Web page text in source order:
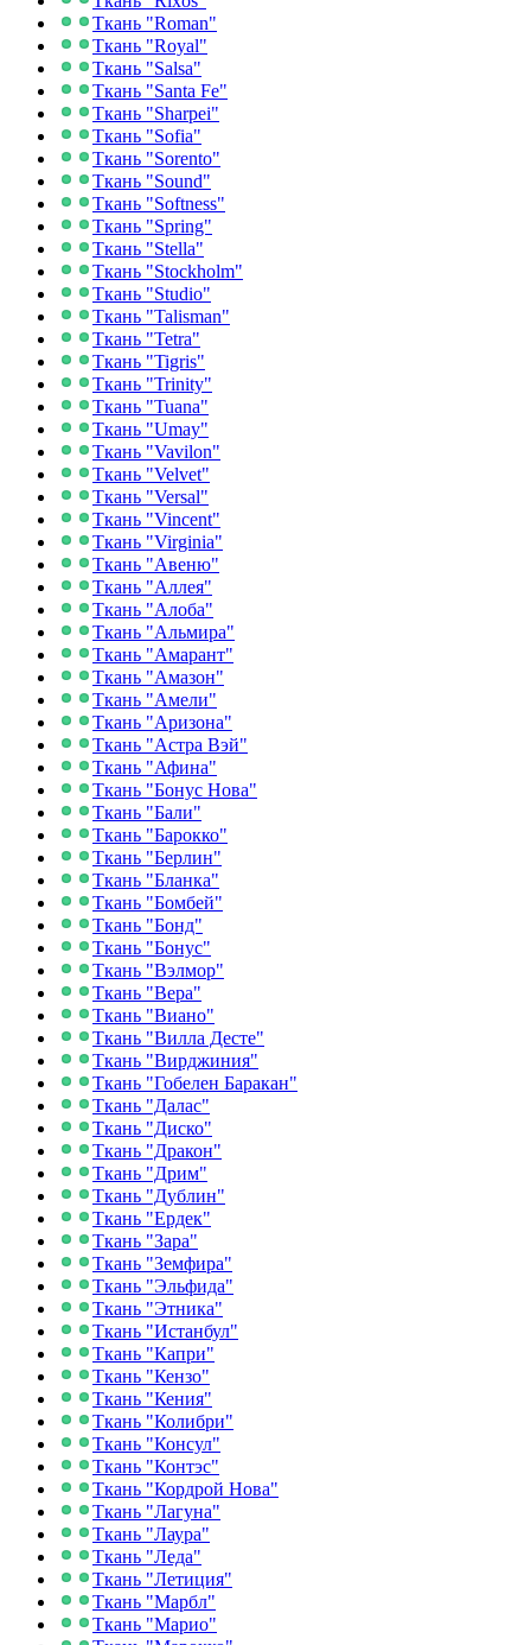
Ткань "Roman"
Ткань "Royal"
Ткань "Salsa"
Ткань "Santa Fe"
Ткань "Sharpei"
Ткань "Sofia"
Ткань "Sorento"
Ткань "Sound"
Ткань "Softness"
Ткань "Spring"
Ткань "Stella"
Ткань "Stockholm"
Ткань "Studio"
Ткань "Talisman"
Ткань "Tetra"
Ткань "Tigris"
Ткань "Trinity"
Ткань "Tuana"
Ткань "Umay"
Ткань "Vavilon"
Ткань "Velvet"
Ткань "Versal"
Ткань "Vincent"
Ткань "Virginia"
Ткань "Авеню"
Ткань "Аллея"
Ткань "Алоба"
Ткань "Альмира"
Ткань "Амарант"
Ткань "Амазон"
Ткань "Амели"
Ткань "Аризона"
Ткань "Астра Вэй"
Ткань "Афина"
Ткань "Бонус Нова"
Ткань "Бали"
Ткань "Барокко"
Ткань "Берлин"
Ткань "Бланка"
Ткань "Бомбей"
Ткань "Бонд"
Ткань "Бонус"
Ткань "Вэлмор"
Ткань "Вера"
Ткань "Виано"
Ткань "Вилла Десте"
Ткань "Вирджиния"
Ткань "Гобелен Баракан"
Ткань "Далас"
Ткань "Диско"
Ткань "Дракон"
Ткань "Дрим"
Ткань "Дублин"
Ткань "Ердек"
Ткань "Зара"
Ткань "Земфира"
Ткань "Эльфида"
Ткань "Этника"
Ткань "Истанбул"
Ткань "Капри"
Ткань "Кензо"
Ткань "Кения"
Ткань "Колибри"
Ткань "Консул"
Ткань "Контэс"
Ткань "Кордрой Нова"
Ткань "Лагуна"
Ткань "Лаура"
Ткань "Леда"
Ткань "Летиция"
Ткань "Марбл"
Ткань "Марио"